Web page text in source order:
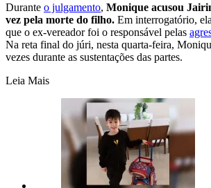
Durante o julgamento, Monique acusou
vez pela morte do filho. Em interrogatório,
que o ex-vereador foi o responsável pelas
Na reta final do júri, nesta quarta-feira,
vezes durante as sustentações das partes.
Leia Mais